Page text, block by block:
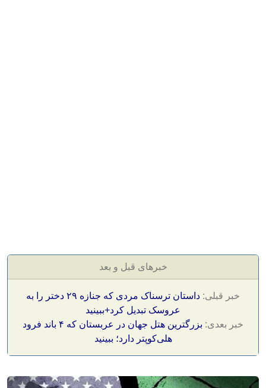
خبرهای قبل و بعد
خبر قبلی:
داستان ترسناک مردی که جنازه‌ ۲۹ دختر را به
عروسک تبدیل کرد+ببینید
خبر بعدی:
بزرگترین هتل جهان در عربستان که ۴ باند فرود
هلی‌کوپتر دارد؛ ببینید